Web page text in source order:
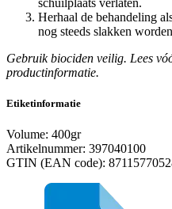
Herhaal de behandeling
nog steeds slakken
Gebruik biociden veilig. Lees
productinformatie.
Etiketinformatie
Volume: 400gr
Artikelnummer: 397040100
GTIN (EAN code):